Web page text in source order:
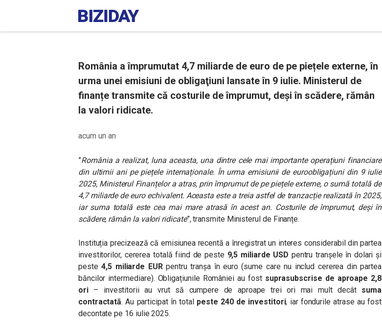
România a împrumutat 4,7 miliarde de euro de pe piețele externe, în
urma unei emisiuni de obligaţiuni lansate în 9 iulie. Ministerul de
finanțe transmite că costurile de împrumut, deși în scădere, rămân
la valori ridicate.
acum un an
”România a realizat, luna aceasta, una dintre cele mai importante operațiuni financiare
din ultimii ani pe piețele internaționale. În urma emisiunii de euroobligațiuni din 9 iulie
2025, Ministerul Finanțelor a atras, prin împrumut de pe piețele externe, o sumă totală de
4,7 miliarde de euro echivalent. Aceasta este a treia astfel de tranzacție realizată în 2025,
iar suma totală este cea mai mare atrasă în acest an. Costurile de împrumut, deși în
scădere, rămân la valori ridicate”, transmite Ministerul de Finanțe.
Instituția precizează că emisiunea recentă a înregistrat un interes considerabil din partea
investitorilor, cererea totală fiind de peste 9,5 miliarde USD pentru tranșele în dolari și
peste4,5 miliarde EURpentru tranșa în euro (sume care nu includ cererea din partea
băncilor intermediare). Obligațiunile României au fost suprasubscrise de aproape 2,8
ori– investitorii au vrut să cumpere de aproape trei ori mai mult decât suma
contractată. Au participat în total peste 240 de investitori, iar fondurile atrase au fost
decontate pe 16 iulie 2025.